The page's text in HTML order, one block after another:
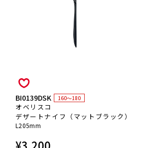
BI0139DSK 160～180
オベリスコ
デザートナイフ（マットブラック）
L205mm
¥3,200